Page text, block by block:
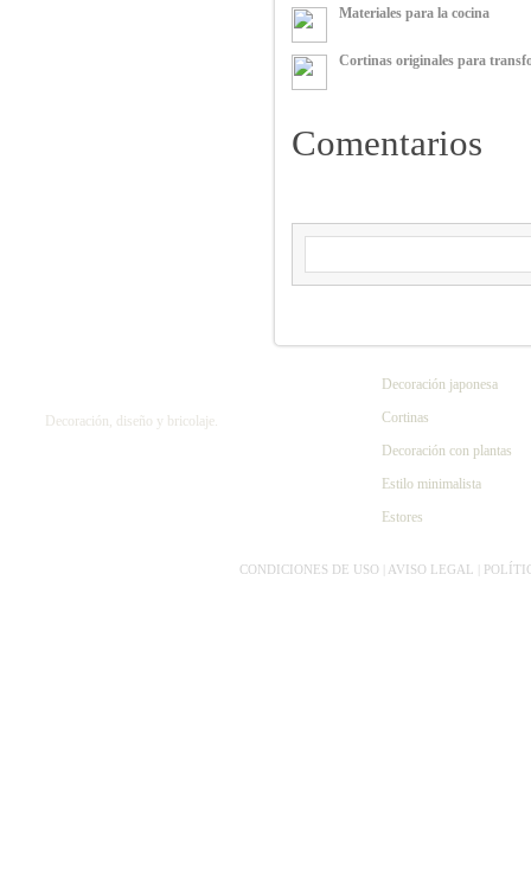
Materiales para la cocina
Cortinas originales para
Comentarios
Decoración, diseño y bricolaje.
Decoración japonesa
Cortinas
Decoración con plantas
Estilo minimalista
Estores
CONDICIONES DE USO | AVISO LEGAL |